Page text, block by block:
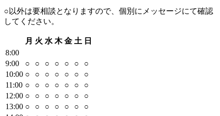
○以外は要相談となりますので、個別にメッセージにて確認
してください。
月 火 水 木 金 土 日
8:00
9:00 ○ ○ ○ ○ ○ ○
○
10:00 ○ ○ ○ ○ ○ ○
○
11 :00 ○ ○ ○ ○ ○ ○
○
12:00 ○ ○ ○ ○ ○ ○
○
13:00 ○ ○ ○ ○ ○ ○
○